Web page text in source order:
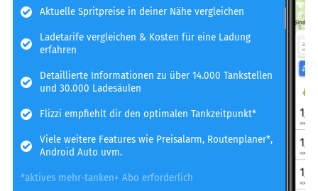
Aktuelle Spritpreise in deiner Nähe vergleichen
Ladetarife vergleichen & Kosten für eine Ladung
erfahren
Detaillierte Informationen zu über 14.000 Tankstellen
und 30.000 Ladesäulen
Flizzi empfiehlt dir den optimalen Tankzeitpunkt*
Viele weitere Features wie Preisalarm, Routenplaner*,
Android Auto uvm.
*aktives mehr-tanken+ Abo erforderlich